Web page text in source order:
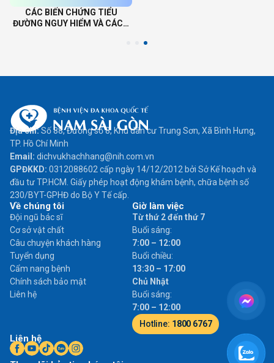
CÁC BIẾN CHỨNG TIỂU
ĐƯỜNG NGUY HIỂM VÀ CÁCH
Địa chỉ:Số 88, Đường số 8, Khu dân cư Trung Sơn, Xã Bình Hưng,
TP. Hồ Chí Minh
Email: dichvukhachhang@nih.com.vn
GPĐKKD: 0312088602 cấp ngày 14/12/2012 bởi Sở Kế hoạch và
đầu tư TP.HCM. Giấy phép hoạt động khám bệnh, chữa bệnh số
230/BYT-GPHĐ do Bộ Y Tế cấp.
Về chúng tôi
Đội ngũ bác sĩ
Cơ sở vật chất
Câu chuyện khách hàng
Tuyển dụng
Cẩm nang bệnh
Chính sách bảo mật
Liên hệ
Giờ làm việc
Từ thứ 2 đến thứ 7
Buổi sáng:
7:00 – 12:00
Buổi chiều:
13:30 – 17:00
Chủ Nhật
Buổi sáng:
7:00 – 12:00
Hotline: 1800 6767
Liên hệ